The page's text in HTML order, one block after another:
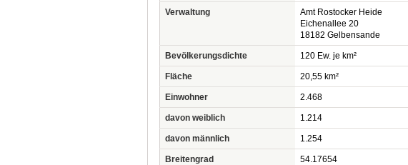
Verwaltung
Amt Rostocker Heide
Eichenallee 20
18182 Gelbensande
Bevölkerungsdichte 120 Ew. je km²
Fläche 20,55 km²
Einwohner 2.468
davon weiblich 1.214
davon männlich 1.254
Breitengrad 54.17654